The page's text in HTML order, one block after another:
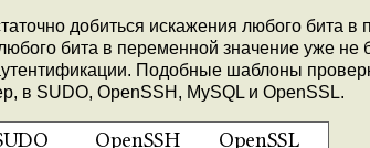
добиться искажения любого бита
бита в переменной значение уже не
Подобные шаблоны
в SUDO, OpenSSH, MySQL и OpenSSL.